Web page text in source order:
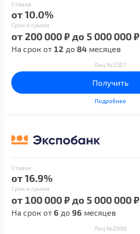
Ставка
от 10.0%
Срок и сумма
от 200 000 ₽ до 5 000 000 ₽
На срок от 12 до 84 месяцев
Лиц №2307
Получить
Подробнее
Ставка
от 16.9%
Срок и сумма
от 100 000 ₽ до 5 000 000 ₽
На срок от 6 до 96 месяцев
Лиц №2998